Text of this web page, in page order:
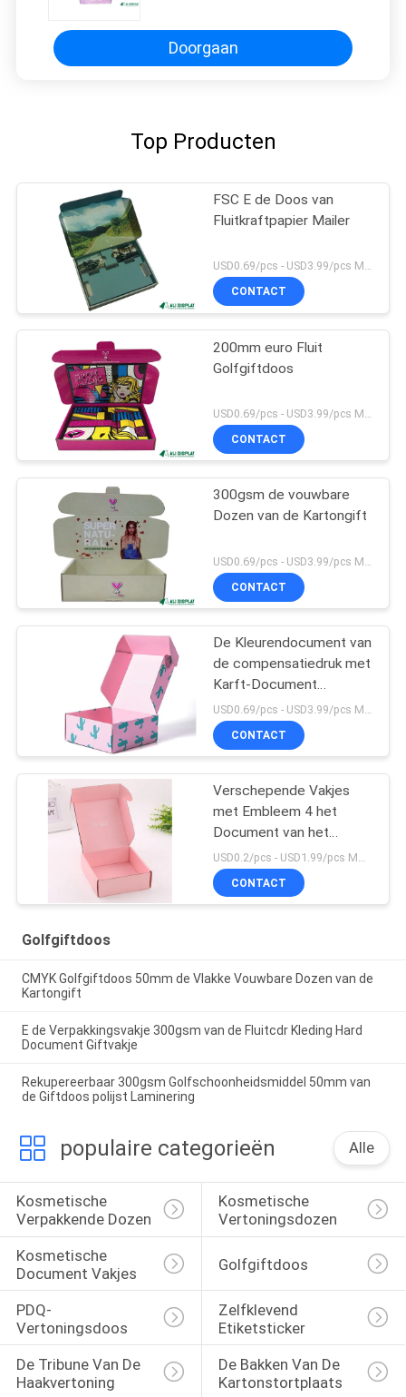
Doorgaan
Top Producten
FSC E de Doos van
Fluitkraftpapier Mailer
USD0.69/pcs - USD3.99/pcs MOQ:100pcs
CONTACT
200mm euro Fluit
Golfgiftdoos
USD0.69/pcs - USD3.99/pcs MOQ:100pcs
CONTACT
300gsm de vouwbare
Dozen van de Kartongift
USD0.69/pcs - USD3.99/pcs MOQ:100pcs
CONTACT
De Kleurendocument van
de compensatiedruk met
Karft-Document
Vouwbare Postvakje
Aangepaste Grootte
voor Dagelijkse
CONTACT
Verschepende Vakjes
met Embleem 4 het
Document van het
Kleurendrukproces
250gsm Giftvakje
CONTACT
Golfgiftdoos
CMYK Golfgiftdoos 50mm de Vlakke Vouwbare Dozen van de
Kartongift
E de Verpakkingsvakje 300gsm van de Fluitcdr Kleding Hard
Document Giftvakje
Rekupereerbaar 300gsm Golfschoonheidsmiddel 50mm van
de Giftdoos polijst Laminering
populaire categorieën Alle
Kosmetische
Verpakkende Dozen
Kosmetische
Vertoningsdozen
Kosmetische
Document Vakjes
Golfgiftdoos
PDQ-
Vertoningsdoos
Zelfklevend
Etiketsticker
De Tribune Van De
Haakvertoning
De Bakken Van De
Kartonstortplaats